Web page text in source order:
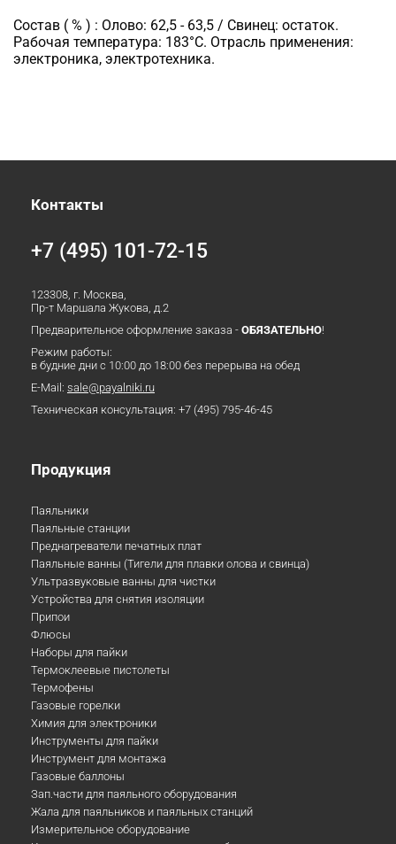
Состав ( % ) : Олово: 62,5 - 63,5 / Свинец: остаток.
Рабочая температура: 183°C. Отрасль применения:
электроника, электротехника.
Контакты
+7 (495) 101-72-15
123308, г. Москва,
Пр-т Маршала Жукова, д.2
Предварительное оформление заказа - ОБЯЗАТЕЛЬНО!
Режим работы:
в будние дни с 10:00 до 18:00 без перерыва на обед
E-Mail: sale@payalniki.ru
Техническая консультация: +7 (495) 795-46-45
Продукция
Паяльники
Паяльные станции
Преднагреватели печатных плат
Паяльные ванны (Тигели для плавки олова и свинца)
Ультразвуковые ванны для чистки
Устройства для снятия изоляции
Припои
Флюсы
Наборы для пайки
Термоклеевые пистолеты
Термофены
Газовые горелки
Химия для электроники
Инструменты для пайки
Инструмент для монтажа
Газовые баллоны
Зап.части для паяльного оборудования
Жала для паяльников и паяльных станций
Измерительное оборудование